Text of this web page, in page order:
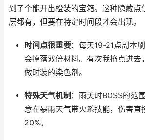
到了个能开出橙装的宝箱。这种隐藏点
层都有，但要在特定时间段才会出现。
时间点很重要：每天19-21点副本
会掉落双倍材料。有次我掐点进去
做时装的染色剂。
特殊天气机制 ：雨天时BOSS的范
意在暴雨天气带火系技能，伤害直
20%。